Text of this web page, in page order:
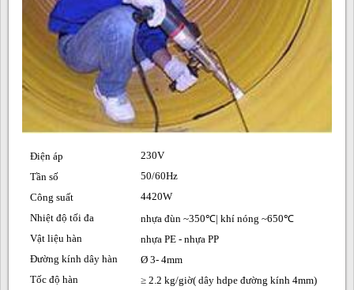
Điện áp
Tần số
Công suất
Nhiệt độ tối đa
Vật liệu hàn
Đường kính dây hàn
Tốc độ hàn
230V
50/60Hz
4420W
nhựa đùn ~350℃| khí nóng ~650℃
nhựa PE - nhựa PP
Ø 3- 4mm
≥ 2.2 kg/giờ( dây hdpe đường kính 4mm)